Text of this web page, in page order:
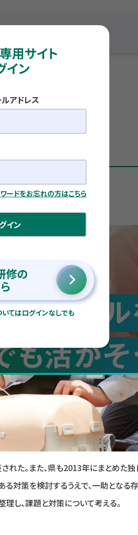
用サイト
イン
アドレス
ードをお忘れの方はこちら
イン
修の
てはログインなしでも
かそう
れた。また、県も2013年にまとめた
対策を検討するうえで、一助となる存
し、課題と対策について考える。